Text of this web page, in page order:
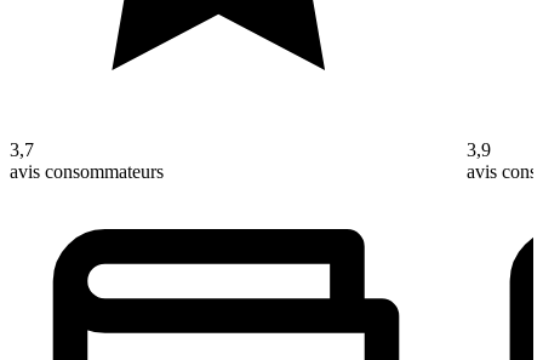
3,7
avis consommateurs
3,9
avis